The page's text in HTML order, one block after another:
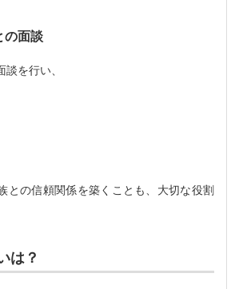
の面談
を行い、
との信頼関係を築くことも、大切な役割
は？